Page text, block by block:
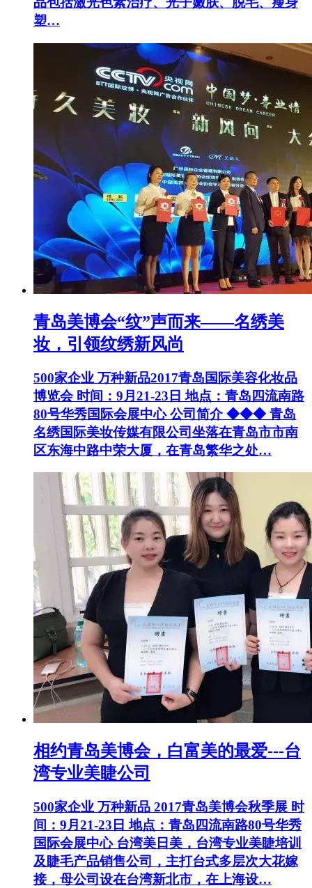
塑…
青岛美博会“纹”声而来——名绣美
妆，引领纹绣新风尚
500家企业 万种新品2017青岛国际美容化妆品
博览会 时间：9月21-23日 地点：青岛四流南路
80号华秀国际会展中心 公司简介 ◆◆◆ 青岛
名绣国际美妆传媒有限公司坐落在青岛市市南
区东海中路中荣大厦，在青岛繁华之处…
相约青岛美博会，白富美的最爱---台
湾专业美睫公司
500家企业 万种新品 2017青岛美博会秋季展 时
间：9月21-23日 地点：青岛四流南路80号华秀
国际会展中心 台湾美日美，台湾专业美睫培训
及睫毛产品销售公司，主打台式多层次大花嫁
接，母公司设在台湾新北市，在上海设…